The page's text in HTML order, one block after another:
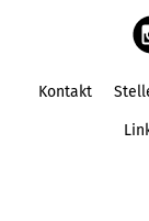
Kontakt